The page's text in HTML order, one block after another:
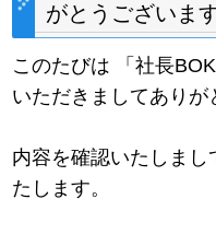
がとうございます
このたびは 「社長
いただきましてありが
内容を確認いたしま
たします。